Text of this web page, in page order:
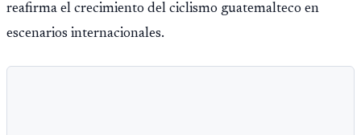
reafirma el crecimiento del ciclismo guatemalteco en
escenarios internacionales.